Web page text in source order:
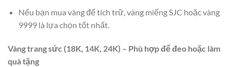
Nếu bạn mua vàng để tích trữ, vàng miếng SJC hoặc vàng
9999 là lựa chọn tốt nhất.
Vàng trang sức (18K, 14K, 24K) – Phù hợp để đeo hoặc làm
quà tặng